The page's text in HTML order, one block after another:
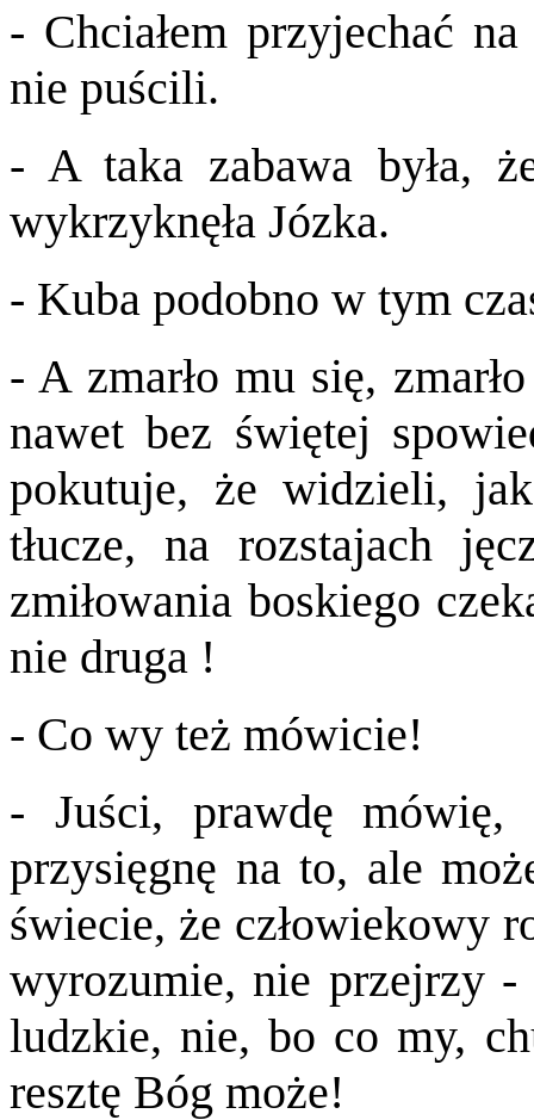
- Chciałem przyjechać
nie puścili.
- A taka zabawa była,
wykrzyknęła Józka.
- Kuba podobno w tym
- A zmarło mu się,
nawet bez świętej
pokutuje, że widzieli,
tłucze, na rozstajach
zmiłowania boskiego
nie druga !
- Co wy też mówicie!
- Juści, prawdę
przysięgnę na to, ale
świecie, że człowiekowy
wyrozumie, nie przejrzy -
ludzkie, nie, bo co my,
resztę Bóg może!